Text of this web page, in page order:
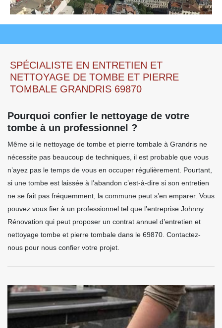
SPÉCIALISTE EN ENTRETIEN ET
NETTOYAGE DE TOMBE ET PIERRE
TOMBALE GRANDRIS 69870
Pourquoi confier le nettoyage de votre
tombe à un professionnel ?
Même si le nettoyage de tombe et pierre tombale à Grandris ne
nécessite pas beaucoup de techniques, il est probable que vous
n’ayez pas le temps de vous en occuper régulièrement. Pourtant,
si une tombe est laissée à l’abandon c’est-à-dire si son entretien
ne se fait pas fréquemment, la commune peut s’en emparer. Vous
pouvez vous fier à un professionnel tel que l’entreprise Johnny
Rénovation qui peut proposer un contrat annuel d’entretien et
nettoyage tombe et pierre tombale dans le 69870. Contactez-
nous pour nous confier votre projet.